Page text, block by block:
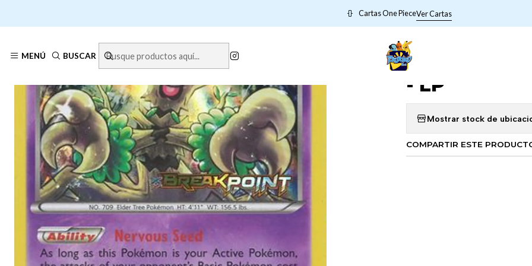
MENÚ BUSCAR
Cartas One PieceVer Cartas
POKEMON VIEJITOS Trevenant - XY94 - Prerelease Promo - LP
|
Trevenant -
- LP
Mostrar stock de
COMPARTIR ESTE